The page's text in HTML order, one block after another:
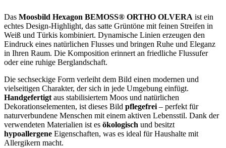
Das Moosbild Hexagon BEMOSS® ORTHO OLVERA ist ein
echtes Design-Highlight, das satte Grüntöne mit feinen Streifen in
Weiß und Türkis kombiniert. Dynamische Linien erzeugen den
Eindruck eines natürlichen Flusses und bringen Ruhe und Eleganz
in Ihren Raum. Die Komposition erinnert an friedliche Flussufer
oder eine ruhige Berglandschaft.
Die sechseckige Form verleiht dem Bild einen modernen und
vielseitigen Charakter, der sich in jede Umgebung einfügt.
Handgefertigt aus stabilisiertem Moos und natürlichen
Dekorationselementen, ist dieses Bild pflegefrei – perfekt für
naturverbundene Menschen mit einem aktiven Lebensstil. Dank der
verwendeten Materialien ist es ökologisch und besitzt
hypoallergene Eigenschaften, was es ideal für Haushalte mit
Allergikern macht.